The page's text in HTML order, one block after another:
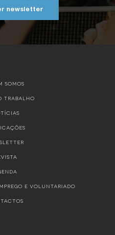
newsletter
SOMOS
TRABALHO
E VOLUNTARIADO